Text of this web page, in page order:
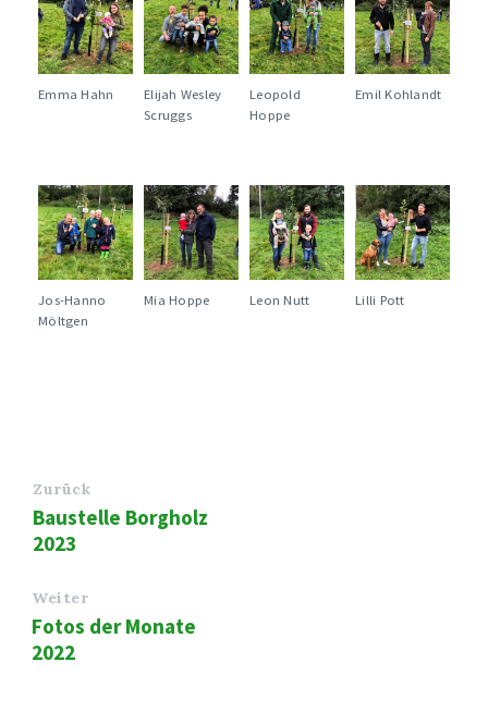
Emma Hahn
Elijah Wesley
Scruggs
Leopold
Hoppe
Emil Kohlandt
Jos-Hanno
Möltgen
Mia Hoppe Leon Nutt Lilli Pott
Zurück
Baustelle Borgholz
2023
Weiter
Fotos der Monate
2022